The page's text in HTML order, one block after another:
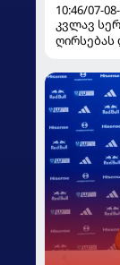
10:46/07-
კვლავ
ღირსებას